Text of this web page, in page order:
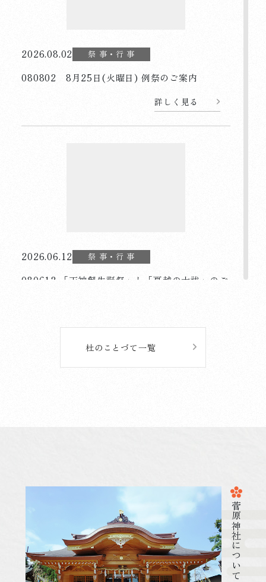
2026.08.02 祭 事・行 事
080802 8月25日(火曜日) 例祭のご案内
詳しく見る
2026.06.12 祭 事・行 事
080612 「天神御生誕祭」と「夏越の大祓」のご
080519 愛宕祭・子供神輿渡御を斎行しました
詳しく見る
杜のことづて一覧
菅原神社について